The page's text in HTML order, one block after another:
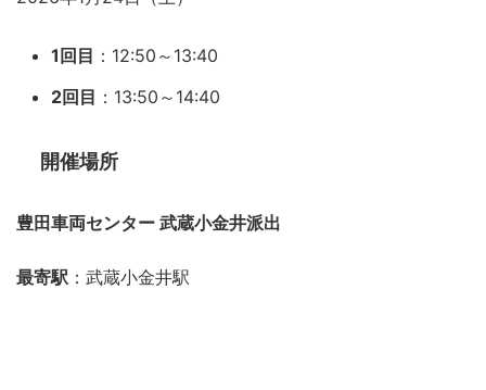
1回目 ：12:50～13:40
2回目 ：13:50～14:40
開催場所
豊田車両センター 武蔵小金井派出
最寄駅 ：武蔵小金井駅